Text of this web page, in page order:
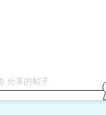
分享的帖子